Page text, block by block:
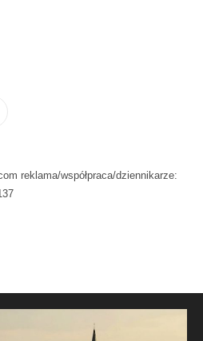
reklama/współpraca/dziennikarze: